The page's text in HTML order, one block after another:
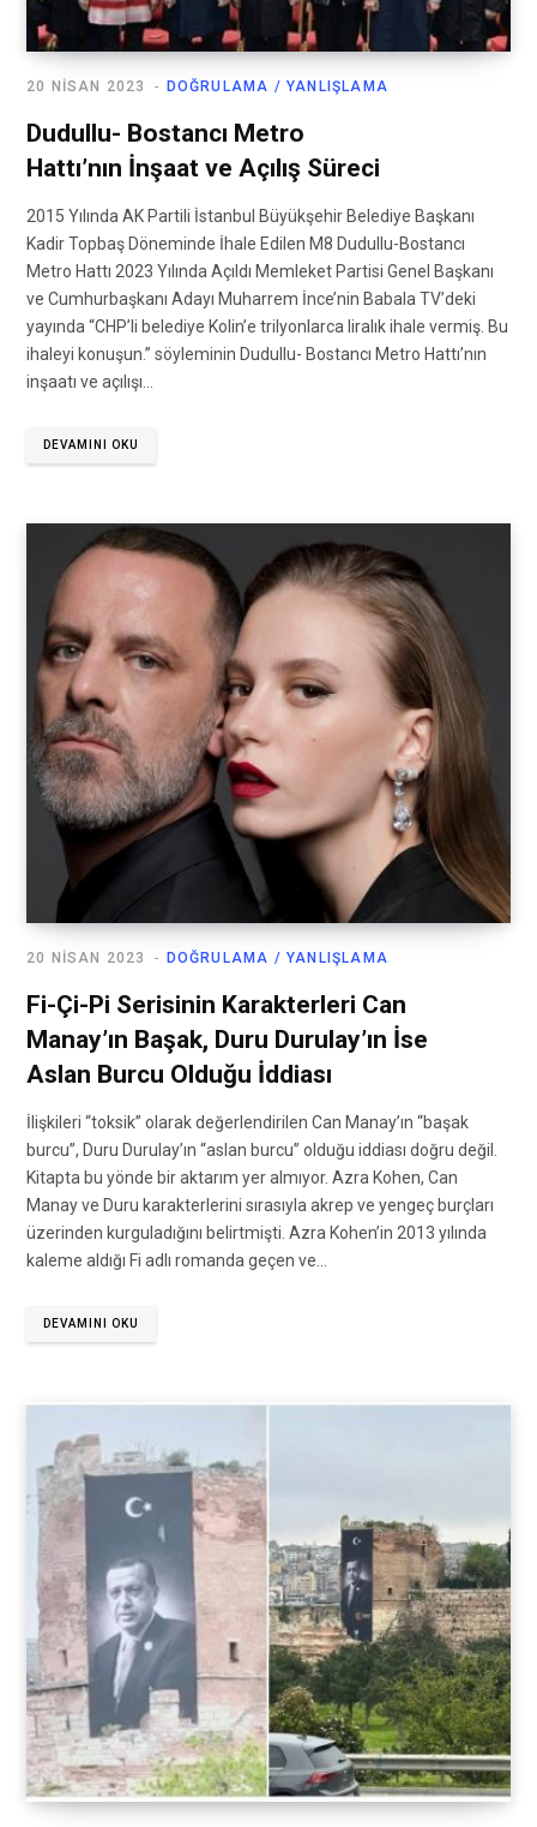
DOĞRULAMA / YANLIŞLAMA
20 NISAN 2023
Dudullu- Bostancı Metro
Hattı’nın İnşaat ve Açılış Süreci
2015 Yılında AK Partili İstanbul Büyükşehir Belediye Başkanı
Kadir Topbaş Döneminde İhale Edilen M8 Dudullu-Bostancı
Metro Hattı 2023 Yılında Açıldı Memleket Partisi Genel Başkanı
ve Cumhurbaşkanı Adayı Muharrem İnce’nin Babala TV’deki
yayında “CHP’li belediye Kolin’e trilyonlarca liralık ihale vermiş. Bu
ihaleyi konuşun.” söyleminin Dudullu- Bostancı Metro Hattı’nın
inşaatı ve açılışı…
DEVAMINI OKU
DOĞRULAMA / YANLIŞLAMA
20 NISAN 2023
Fi-Çi-Pi Serisinin Karakterleri Can
Manay’ın Başak, Duru Durulay’ın İse
Aslan Burcu Olduğu İddiası
İlişkileri “toksik” olarak değerlendirilen Can Manay’ın “başak
burcu”, Duru Durulay’ın “aslan burcu” olduğu iddiası doğru değil.
Kitapta bu yönde bir aktarım yer almıyor. Azra Kohen, Can
Manay ve Duru karakterlerini sırasıyla akrep ve yengeç burçları
üzerinden kurguladığını belirtmişti. Azra Kohen’in 2013 yılında
kaleme aldığı Fi adlı romanda geçen ve…
DEVAMINI OKU